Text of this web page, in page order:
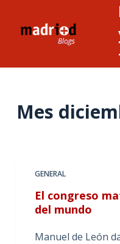
Mes
GENERAL
El congreso
del mundo
Manuel de León